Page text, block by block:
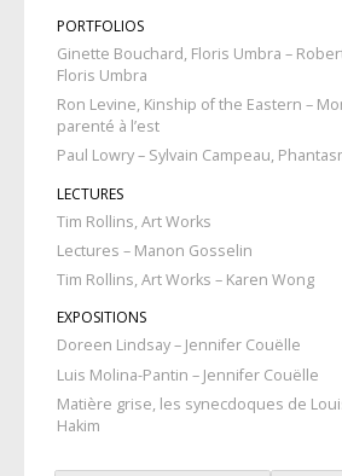
PORTFOLIOS
Ginette Bouchard, Floris Umbra –
Floris Umbra
Ron Levine, Kinship of the Eastern –
parenté à l’est
Paul Lowry – Sylvain Campeau,
LECTURES
Tim Rollins, Art Works
Lectures – Manon Gosselin
Tim Rollins, Art Works – Karen Wong
EXPOSITIONS
Doreen Lindsay – Jennifer Couëlle
Luis Molina-Pantin – Jennifer Couëlle
Matière grise, les synecdoques de
Hakim